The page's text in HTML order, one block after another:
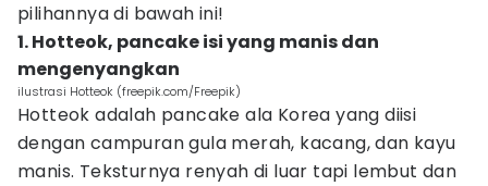
pilihannya di bawah ini!
1. Hotteok, pancake isi yang manis dan
mengenyangkan
ilustrasi Hotteok (freepik.com/Freepik)
Hotteok adalah pancake ala Korea yang diisi
dengan campuran gula merah, kacang, dan kayu
manis. Teksturnya renyah di luar tapi lembut dan